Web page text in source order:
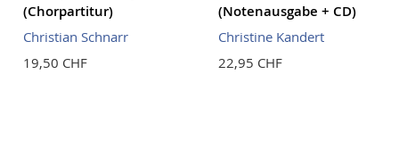
(Chorpartitur)
Christian Schnarr
19,50 CHF
(Notenausgabe + CD)
Christine Kandert
22,95 CHF